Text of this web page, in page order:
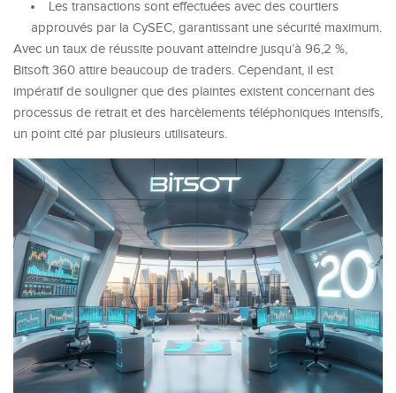
Les transactions sont effectuées avec des courtiers
approuvés par la CySEC, garantissant une sécurité maximum.
Avec un taux de réussite pouvant atteindre jusqu’à 96,2 %,
Bitsoft 360 attire beaucoup de traders. Cependant, il est
impératif de souligner que des plaintes existent concernant des
processus de retrait et des harcèlements téléphoniques intensifs,
un point cité par plusieurs utilisateurs.